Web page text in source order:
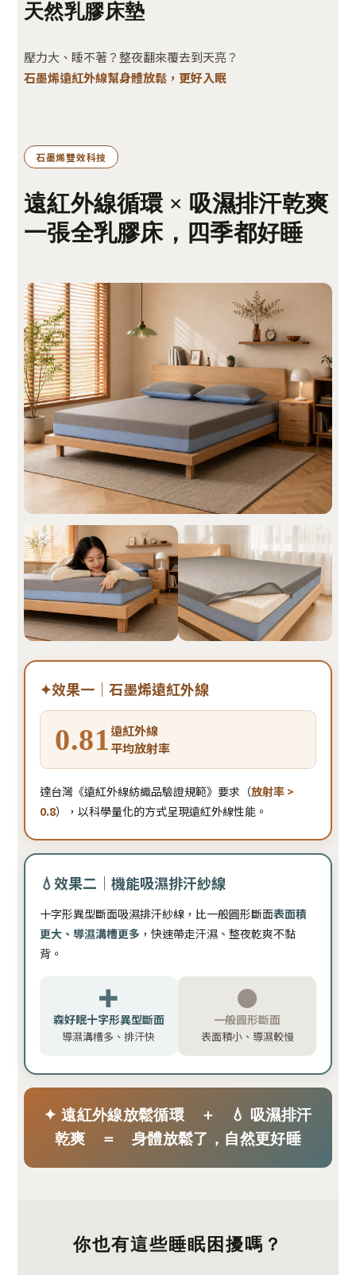
天然乳膠床墊
壓力大、睡不著？整夜翻來覆去到天亮？
石墨烯遠紅外線幫身體放鬆，更好入眠
石墨烯雙效科技
遠紅外線循環 × 吸濕排汗乾爽
一張全乳膠床，四季都好睡
✦效果一｜石墨烯遠紅外線
0.81遠紅外線
平均放射率
達台灣《遠紅外線紡織品驗證規範》要求（放射率 >
0.8），以科學量化的方式呈現遠紅外線性能。
💧效果二｜機能吸濕排汗紗線
十字形異型斷面吸濕排汗紗線，比一般圓形斷面表面積
更大、導濕溝槽更多 ，快速帶走汗濕、整夜乾爽不黏
背。
✚
森好眠十字形異型斷面
導濕溝槽多、排汗快
●
一般圓形斷面
表面積小、導濕較慢
✦ 遠紅外線放鬆循環 ＋ 💧 吸濕排汗
乾爽 ＝ 身體放鬆了，自然更好睡
你也有這些睡眠困擾嗎？